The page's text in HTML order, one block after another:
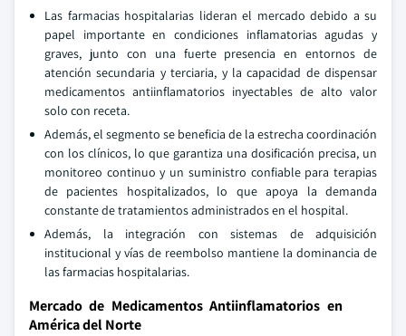
Las farmacias hospitalarias lideran el mercado debido a su
papel importante en condiciones inflamatorias agudas y
graves, junto con una fuerte presencia en entornos de
atención secundaria y terciaria, y la capacidad de dispensar
medicamentos antiinflamatorios inyectables de alto valor
solo con receta.
Además, el segmento se beneficia de la estrecha coordinación
con los clínicos, lo que garantiza una dosificación precisa, un
monitoreo continuo y un suministro confiable para terapias
de pacientes hospitalizados, lo que apoya la demanda
constante de tratamientos administrados en el hospital.
Además, la integración con sistemas de adquisición
institucional y vías de reembolso mantiene la dominancia de
las farmacias hospitalarias.
Mercado de Medicamentos Antiinflamatorios en
América del Norte